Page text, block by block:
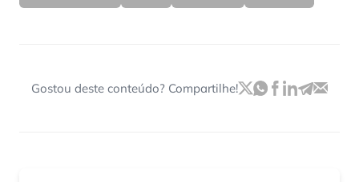
Gostou deste conteúdo? Compartilhe!